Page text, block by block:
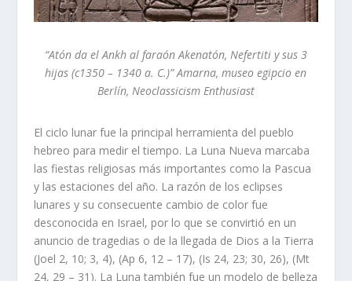
“Atón da el Ankh al faraón Akenatón, Nefertiti y sus 3
hijas (c1350 – 1340 a. C.)” Amarna, museo egipcio en
Berlín, Neoclassicism Enthusiast
El ciclo lunar fue la principal herramienta del pueblo
hebreo para medir el tiempo. La Luna Nueva marcaba
las fiestas religiosas más importantes como la Pascua
y las estaciones del año. La razón de los eclipses
lunares y su consecuente cambio de color fue
desconocida en Israel, por lo que se convirtió en un
anuncio de tragedias o de la llegada de Dios a la Tierra
(Joel 2, 10; 3, 4), (Ap 6, 12 – 17), (Is 24, 23; 30, 26), (Mt
24, 29 – 31). La Luna también fue un modelo de belleza